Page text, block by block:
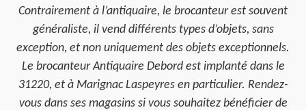
Contrairement à l’antiquaire, le brocanteur est souvent
généraliste, il vend différents types d’objets, sans
exception, et non uniquement des objets exceptionnels.
Le brocanteur Antiquaire Debord est implanté dans le
31220, et à Marignac Laspeyres en particulier. Rendez-
vous dans ses magasins si vous souhaitez bénéficier de